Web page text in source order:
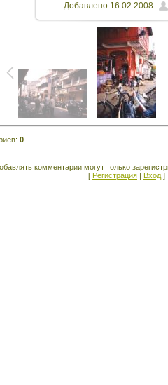
Добавлено16.02.2008
: 0
комментарии могут только
[ Регистрация | Вход ]